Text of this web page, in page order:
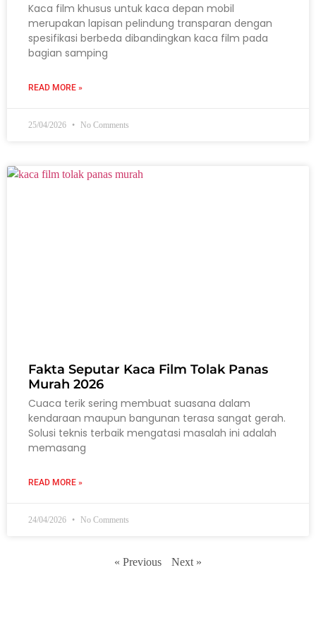
Kaca film khusus untuk kaca depan mobil
merupakan lapisan pelindung transparan dengan
spesifikasi berbeda dibandingkan kaca film pada
bagian samping
READ MORE »
25/04/2026 No Comments
Fakta Seputar Kaca Film Tolak Panas
Murah 2026
Cuaca terik sering membuat suasana dalam
kendaraan maupun bangunan terasa sangat gerah.
Solusi teknis terbaik mengatasi masalah ini adalah
memasang
READ MORE »
24/04/2026 No Comments
« Previous Next »